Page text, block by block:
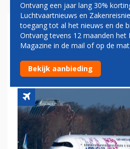
GAAT AIR
TRANS-
A321NEO
Ontvang een jaar lang 30%
Luchtvaartnieuws en
toegang tot al het nieuws en de
Ontvang tevens 12 maanden het
Magazine in de mail of op de mat.
Bekijk aanbieding